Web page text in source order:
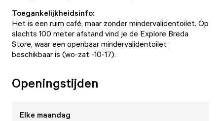
Toegankelijkheidsinfo:
Het is een ruim café, maar zonder mindervalidentoilet. Op
slechts 100 meter afstand vind je de Explore Breda
Store, waar een openbaar mindervalidentoilet
beschikbaar is (wo-zat -10-17).
Openingstijden
Elke maandag